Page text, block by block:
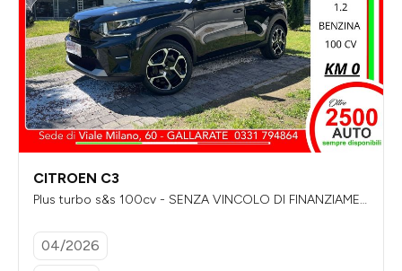
CITROEN C3
Plus turbo s&s 100cv - SENZA VINCOLO DI FINANZIAMEN
04/2026